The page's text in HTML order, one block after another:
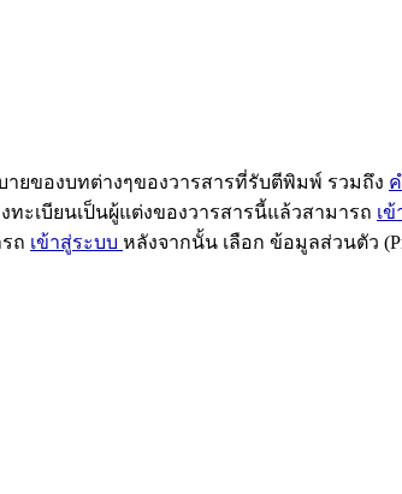
ายของบทต่างๆของวารสารที่รับตีพิมพ์ รวมถึง
ะเบียนเป็นผู้แต่งของวารสารนี้แล้วสามารถ เ
ถ เข้าสู่ระบบ หลังจากนั้น เลือก ข้อมูลส่วนตัว